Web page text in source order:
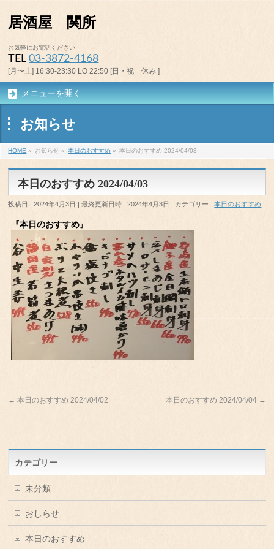
居酒屋 関所
お気軽にお電話ください
TEL03-3872-4168
[月〜土] 16:30-23:30 LO 22:50 [日・祝 休み ]
メニューを開く
お知らせ
HOME » お知らせ » 本日のおすすめ » 本日のおすすめ 2024/04/03
本日のおすすめ 2024/04/03
投稿日 : 2024年4月3日 最終更新日時 : 2024年4月3日 カテゴリー :本日のおすすめ
『本日のおすすめ』
← 本日のおすすめ 2024/04/02 本日のおすすめ 2024/04/04 →
カテゴリー
未分類
おしらせ
本日のおすすめ